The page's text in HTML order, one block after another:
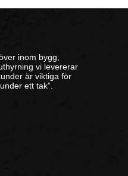
inom bygg,
vi levererar
är viktiga för
ett tak”.